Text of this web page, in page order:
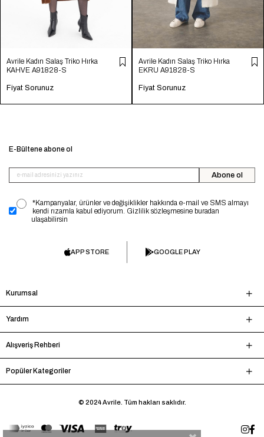
Avrile Kadın Salaş Triko Hırka
KAHVE A91828-S
Fiyat Sorunuz
Avrile Kadın Salaş Triko Hırka
EKRU A91828-S
Fiyat Sorunuz
E-Bültene abone ol
Abone ol
*Kampanyalar, ürünler ve değişiklikler hakkında e-mail ve SMS almayı
kendi rızamla kabul ediyorum. Gizlilik sözleşmesine buradan
ulaşabilirsin
APP STORE GOOGLE PLAY
Kurumsal
Yardım
Alışveriş Rehberi
Popüler Kategoriler
© 2024 Avrile. Tüm hakları saklıdır.